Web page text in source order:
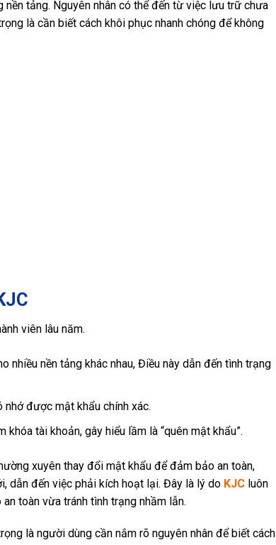
tảng. Nguyên nhân có thể đến từ việc lưu trữ chưa
là cần biết cách khôi phục nhanh chóng để không
viên lâu năm.
nền tảng khác nhau, Điều này dẫn đến tình trạng
được mật khẩu chính xác.
tài khoản, gây hiểu lầm là “quên mật khẩu”.
xuyên thay đổi mật khẩu để đảm bảo an toàn,
dẫn đến việc phải kích hoạt lại. Đây là lý do KJC luôn
toàn vừa tránh tình trạng nhầm lẫn.
là người dùng cần nắm rõ nguyên nhân để biết cách